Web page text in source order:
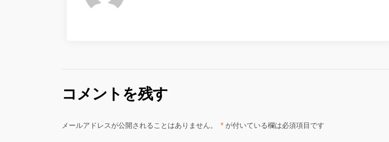
コメントを残す
メールアドレスが公開されることはありません。 * が付いている欄は必須項目です